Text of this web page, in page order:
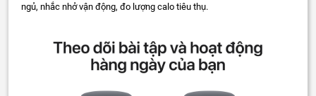
ngủ, nhắc nhở vận động, đo lượng calo tiêu thụ.